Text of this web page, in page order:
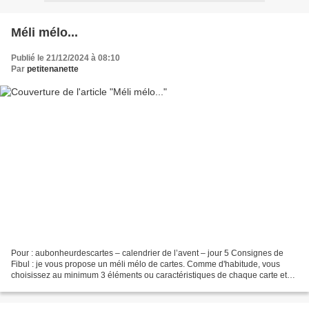
Méli mélo...
Publié le 21/12/2024 à 08:10
Par petitenanette
Pour : aubonheurdescartes – calendrier de l’avent – jour 5 Consignes de
Fibul : je vous propose un méli mélo de cartes. Comme d'habitude, vous
choisissez au minimum 3 éléments ou caractéristiques de chaque carte et